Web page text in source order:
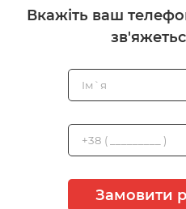
Вкажіть ваш
Замовити